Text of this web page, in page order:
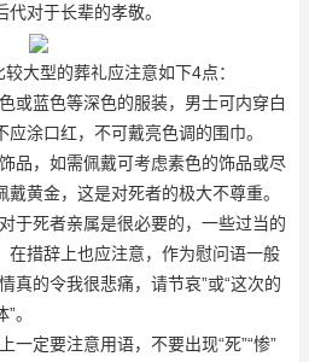
对于长辈的孝敬。
大型的葬礼应注意如下4点：
或蓝色等深色的服装，男士可内穿白
涂口红，不可戴亮色调的围巾。
品，如需佩戴可考虑素色的饰品或尽
黄金，这是对死者的极大不尊重。
于死者亲属是很必要的，一些过当的
在措辞上也应注意，作为慰问语一般
真的令我很悲痛，请节哀”或“这次的
。
一定要注意用语，不要出现“死”“惨”